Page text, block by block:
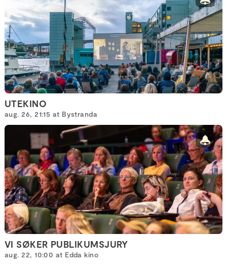
UTEKINO
aug. 26, 21:15 at Bystranda
VI SØKER PUBLIKUMSJURY
aug. 22, 10:00 at Edda kino